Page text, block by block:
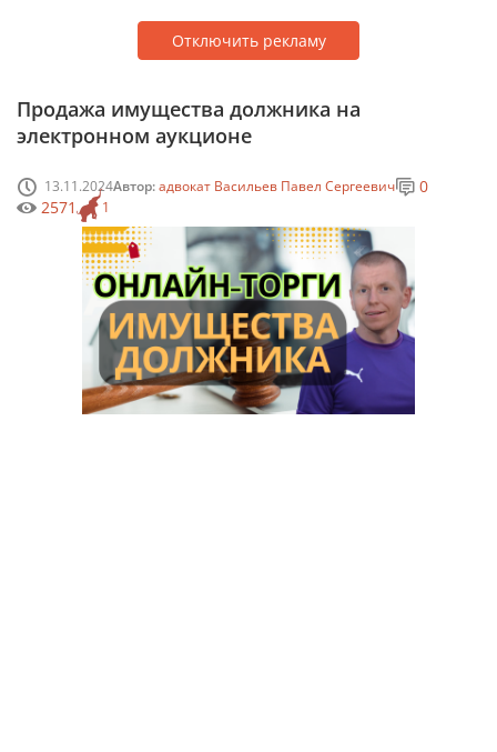
Отключить рекламу
Продажа имущества должника на
электронном аукционе
13.11.2024Автор:адвокат Васильев Павел Сергеевич
1
0
2571